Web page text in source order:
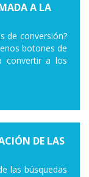
A LA
de conversión?
botones de
convertir a los
DE LAS
las búsquedas